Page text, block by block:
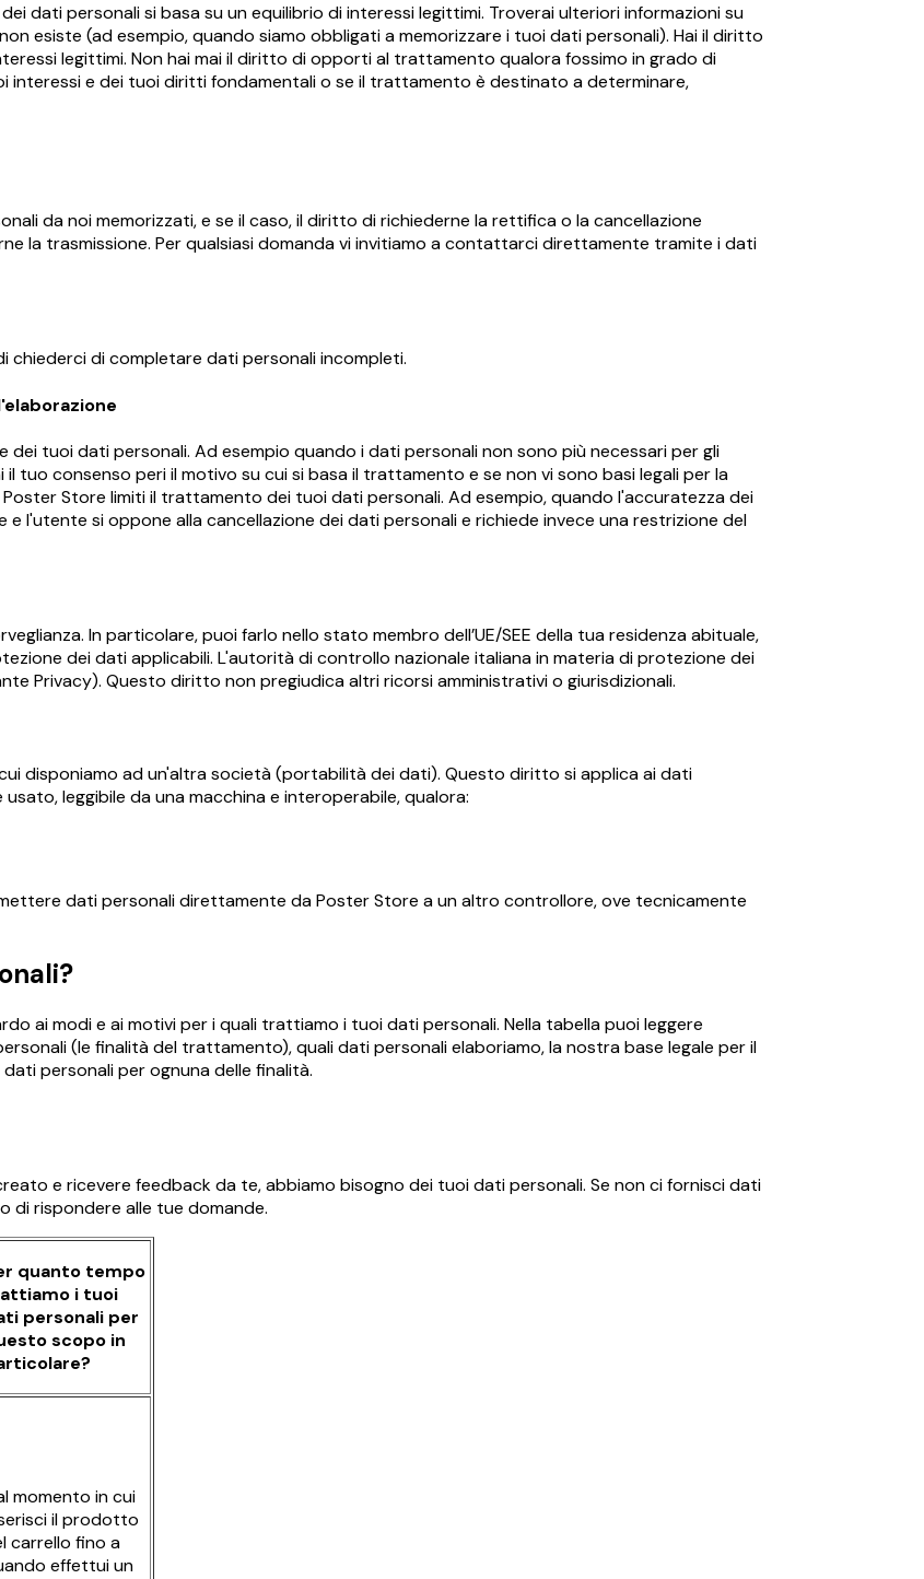
dati personali si basa su un equilibrio di interessi legittimi. Troverai ulteriori informazioni su
esiste (ad esempio, quando siamo obbligati a memorizzare i tuoi dati personali). Hai il diritto
legittimi. Non hai mai il diritto di opporti al trattamento qualora fossimo in grado di
e dei tuoi diritti fondamentali o se il trattamento è destinato a determinare,
da noi memorizzati, e se il caso, il diritto di richiederne la rettifica o la cancellazione
la trasmissione. Per qualsiasi domanda vi invitiamo a contattarci direttamente tramite i dati
di completare dati personali incompleti.
tuoi dati personali. Ad esempio quando i dati personali non sono più necessari per gli
consenso peri il motivo su cui si basa il trattamento e se non vi sono basi legali per la
Store limiti il ​​trattamento dei tuoi dati personali. Ad esempio, quando l'accuratezza dei
l'utente si oppone alla cancellazione dei dati personali e richiede invece una restrizione del
In particolare, puoi farlo nello stato membro dell’UE/SEE della tua residenza abituale,
dei dati applicabili. L'autorità di controllo nazionale italiana in materia di protezione dei
Privacy). Questo diritto non pregiudica altri ricorsi amministrativi o giurisdizionali.
disponiamo ad un'altra società (portabilità dei dati). Questo diritto si applica ai dati
leggibile da una macchina e interoperabile, qualora:
dati personali direttamente da Poster Store a un altro controllore, ove tecnicamente
ai modi e ai motivi per i quali trattiamo i tuoi dati personali. Nella tabella puoi leggere
(le finalità del trattamento), quali dati personali elaboriamo, la nostra base legale per il
personali per ognuna delle finalità.
e ricevere feedback da te, abbiamo bisogno dei tuoi dati personali. Se non ci fornisci dati
di rispondere alle tue domande.
quanto tempo
i tuoi
personali per
scopo in
momento in cui
il prodotto
carrello fino a
effettui un
ISCRIVITI